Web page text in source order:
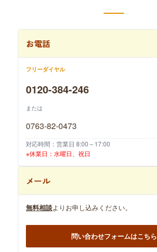
お電話
フリーダイヤル
0120-384-246
または
0763-82-0473
対応時間：営業日 8:00～17:00
※休業日：水曜日、祝日
メール
無料相談よりお申し込みください。
問い合わせフォームはこちら